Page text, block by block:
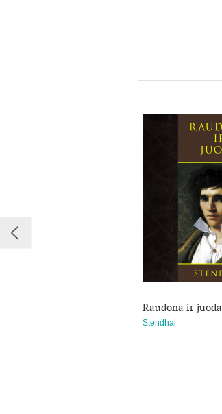
Raudona ir juoda
Stendhal